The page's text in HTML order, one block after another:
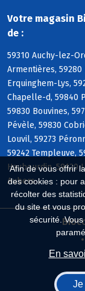
Afin de vous offrir
des cookies : pour
récolter des
du site et vous
sécurité.
En
Je
Votre magasin
de :
59310 Auchy-lez-
Armentières, 59280
Erquinghem-Lys,
Chapelle-d, 59840
59830 Bouvines,
Pévèle, 59830
Louvil, 59273
59242 Templeuve,
Haubourdin, 59120
Aubers